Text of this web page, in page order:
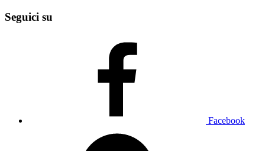
Seguici su
Facebook